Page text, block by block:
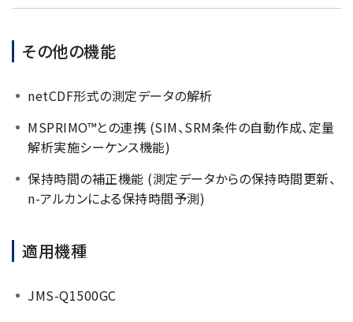
その他の機能
netCDF形式の測定データの解析
MSPRIMO™との連携 (SIM、SRM条件の自動作成、定量
解析実施シーケンス機能)
保持時間の補正機能 (測定データからの保持時間更新、
n-アルカンによる保持時間予測)
適用機種
JMS-Q1500GC